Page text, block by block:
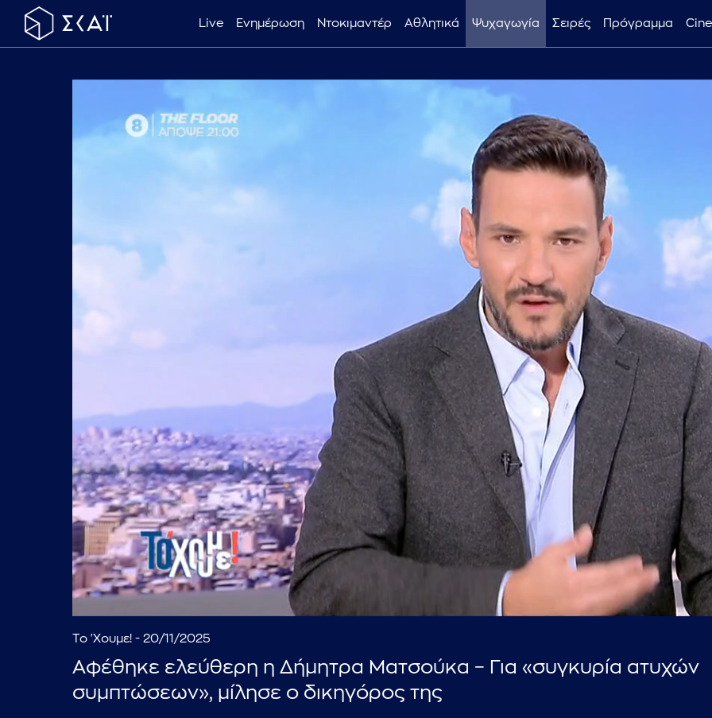
Live Ενημέρωση Ντοκιμαντέρ Αθλητικά Ψυχαγωγία Σειρές Πρόγραμμα
...πληκτρολογήστε κείμενο προς αναζήτηση
Το 'Χουμε! - 20/11/2025
Αφέθηκε ελεύθερη η Δήμητρα Ματσούκα – Για «συγκυρία ατυχών
συμπτώσεων», μίλησε ο δικηγόρος της